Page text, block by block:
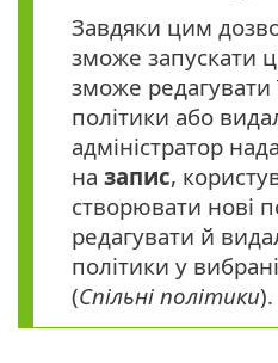
Завдяки цим
зможе запускати
зможе редагувати
політики або
адміністратор
на запис,
створювати нові
редагувати й
політики у
(Спільні політики).